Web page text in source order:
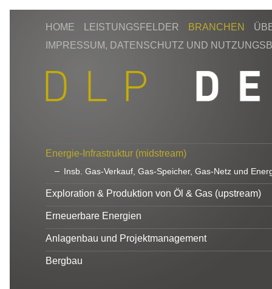
HOME LEISTUNGSFELDER BRANCHEN
IMPRESSUM, DATENSCHUTZ UND
Energie-Infrastruktur (midstream)
Insb. Gas-Verkauf, Gas-Speicher, Gas-Netz und
Exploration & Produktion von Öl & Gas (upstream)
Erneuerbare Energien
Anlagenbau und Projektmanagement
Bergbau